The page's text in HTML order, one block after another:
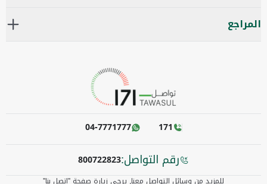
المراجع
171
04-7771777
رقم التواصل:800722823
للمزيد من وسائل التواصل معنا٫ يرجى زيارة صفحة "اتصل بنا"